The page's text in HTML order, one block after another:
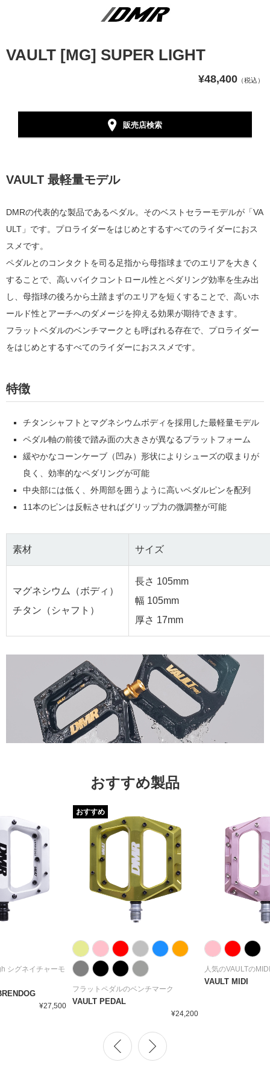
VAULT [MG] SUPER LIGHT
¥48,400 （税込）
販売店検索
VAULT 最軽量モデル
DMRの代表的な製品であるペダル。そのベストセラーモデルが「VA
ULT」です。プロライダーをはじめとするすべてのライダーにおス
スメです。
ペダルとのコンタクトを司る足指から母指球までのエリアを大きく
することで、高いバイクコントロール性とペダリング効率を生み出
し、 母指球の後ろから土踏まずのエリアを短くすることで、高いホ
ールド性とアーチへのダメージを抑える効果が期待できます。
フラットペダルのベンチマークとも呼ばれる存在で、プロライダー
をはじめとするすべてのライダーにおススメです。
特徴
チタンシャフトとマグネシウムボディを採用した最軽量モデル
ペダル軸の前後で踏み面の大きさが異なるプラットフォーム
緩やかなコーンケーブ（凹み）形状によりシューズの収まりが
良く、効率的なペダリングが可能
中央部には低く、外周部を囲うように高いペダルピンを配列
11本のピンは反転させればグリップ力の微調整が可能
素材 サイズ
マグネシウム（ボディ）
チタン（シャフト）
長さ 105mm
幅 105mm
厚さ 17mm
おすすめ製品
シグネイチャーモ
¥27,500
フラットペダルのベンチマーク
VAULT PEDAL
¥24,200
おすすめ
人気のVAULTの
VAULT MIDI